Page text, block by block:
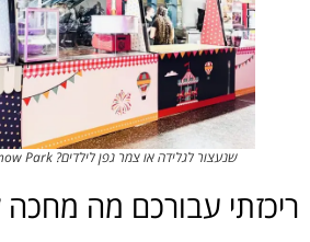
שנעצור לגלידה או צמר גפן לילדים? Snow Park. צילום: נופית חזות
ריכזתי עבורכם מה